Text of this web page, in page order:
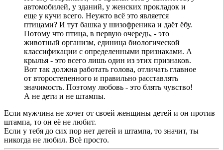
автомобилей, у зданий, у женских прокладок и
еще у кучи всего. Неужто всё это является
птицами? И тут башка у шизофреника и даёт ёбу.
Потому что птица, в первую очередь, - это
животный организм, единица биологической
классификации с определенными признаками. А
крылья - это всего лишь один из этих признаков.
Вот так должна работать голова, отличать главное
от второстепенного и правильно расставлять
значимость. Поэтому любовь - это блять чувство!
А не дети и не штампы.
Если мужчина не хочет от своей женщины детей и он против
штампа, то он её не любит.
Если у тебя до сих пор нет детей и штампа, то значит, ты
никогда не любил. Всё просто.